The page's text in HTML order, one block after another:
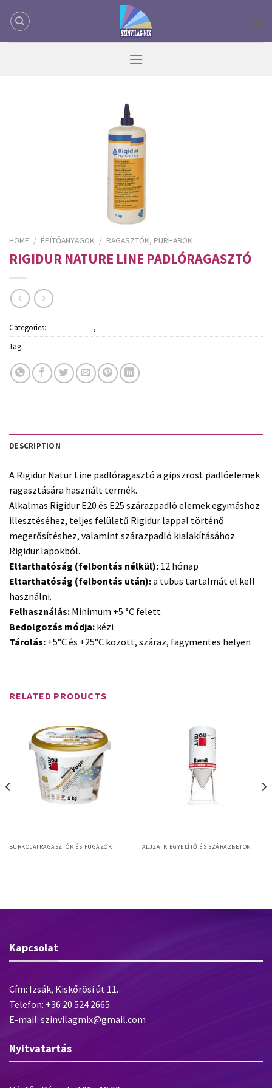
HOME / ÉPÍTŐANYAGOK / RAGASZTÓK, PURHABOK
RIGIDUR NATURE LINE PADLÓRAGASZTÓ
Categories: ,
Tag:
DESCRIPTION
A Rigidur Natur Line padlóragasztó a gipszrost padlóelemek
ragasztására használt termék.
Alkalmas Rigidur E20 és E25 szárazpadló elemek egymáshoz
illesztéséhez, teljes felületű Rigidur lappal történő
megerősítéshez, valamint szárazpadló kialakításához
Rigidur lapokból.
Eltarthatóság (felbontás nélkül): 12 hónap
Eltarthatóság (felbontás után):a tubus tartalmát el kell
használni.
Felhasználás: Minimum +5 °C felett
Bedolgozás módja: kézi
Tárolás: +5°C és +25°C között, száraz, fagymentes helyen
RELATED PRODUCTS
BURKOLATRAGASZTÓK ÉS FUGÁZÓK ALJZATKIEGYELÍTŐ ÉS SZÁRAZBETON
Kapcsolat
Cím: Izsák, Kiskőrösi út 11.
Telefon: +36 20 524 2665
E-mail: szinvilagmix@gmail.com
Nyitvatartás